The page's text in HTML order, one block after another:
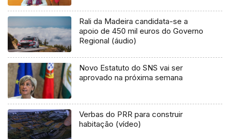
Rali da Madeira candidata-se a
apoio de 450 mil euros do Governo
Regional (áudio)
Novo Estatuto do SNS vai ser
aprovado na próxima semana
Verbas do PRR para construir
habitação (vídeo)